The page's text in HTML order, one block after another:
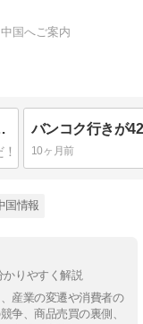
国へご案内
はただの営業･･･
10ヶ月前
国情報
かりやすく解説
産業の変遷や消費者の
争、商品売買の裏側、